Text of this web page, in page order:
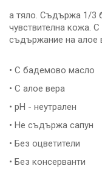
а тяло. Съдържа 1/3
чувствителна кожа.
съдържание на алое
• С бадемово масло
• С алое вера
• pH - неутрален
• Не съдържа сапун
• Без оцветители
• Без консерванти